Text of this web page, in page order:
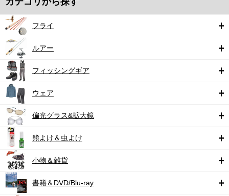
フライ
ルアー
フィッシングギア
ウェア
偏光グラス&拡大鏡
熊よけ＆虫よけ
小物＆雑貨
書籍＆DVD/Blu-ray